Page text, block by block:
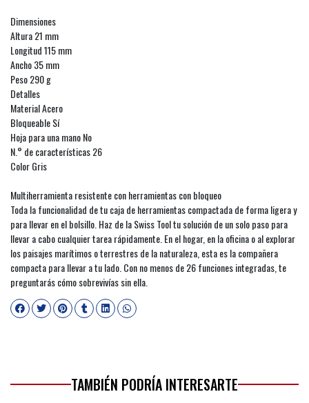
Dimensiones
Altura 21 mm
Longitud 115 mm
Ancho 35 mm
Peso 290 g
Detalles
Material Acero
Bloqueable Sí
Hoja para una mano No
N.° de características 26
Color Gris
Multiherramienta resistente con herramientas con bloqueo
Toda la funcionalidad de tu caja de herramientas compactada de forma ligera y
para llevar en el bolsillo. Haz de la Swiss Tool tu solución de un solo paso para
llevar a cabo cualquier tarea rápidamente. En el hogar, en la oficina o al explorar
los paisajes marítimos o terrestres de la naturaleza, esta es la compañera
compacta para llevar a tu lado. Con no menos de 26 funciones integradas, te
preguntarás cómo sobrevivías sin ella.
TAMBIÉN PODRÍA INTERESARTE